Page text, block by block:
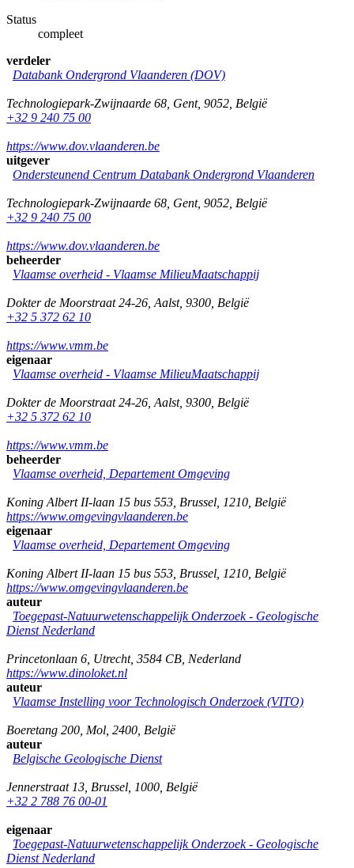
Status
compleet
verdeler
Databank Ondergrond Vlaanderen (DOV)
Technologiepark-Zwijnaarde 68 Gent, 9052 België
+32 9 240 75 00
https://www.dov.vlaanderen.be
uitgever
Ondersteunend Centrum Databank Ondergrond Vlaanderen
Technologiepark-Zwijnaarde 68 Gent, 9052 België
+32 9 240 75 00
https://www.dov.vlaanderen.be
beheerder
Vlaamse overheid - Vlaamse MilieuMaatschappij
Dokter de Moorstraat 24-26 Aalst, 9300 België
+32 5 372 62 10
https://www.vmm.be
eigenaar
Vlaamse overheid - Vlaamse MilieuMaatschappij
Dokter de Moorstraat 24-26 Aalst, 9300 België
+32 5 372 62 10
https://www.vmm.be
beheerder
Vlaamse overheid, Departement Omgeving
Koning Albert II-laan 15 bus 553 Brussel 1210 België
https://www.omgevingvlaanderen.be
eigenaar
Vlaamse overheid, Departement Omgeving
Koning Albert II-laan 15 bus 553 Brussel 1210 België
https://www.omgevingvlaanderen.be
auteur
Toegepast-Natuurwetenschappelijk Onderzoek - Geologische
Dienst Nederland
Princetonlaan 6 Utrecht, 3584 CB Nederland
https://www.dinoloket.nl
auteur
Vlaamse Instelling voor Technologisch Onderzoek (VITO)
Boeretang 200 Mol 2400 België
auteur
Belgische Geologische Dienst
Jennerstraat 13 Brussel 1000 België
+32 2 788 76 00-01
eigenaar
Toegepast-Natuurwetenschappelijk Onderzoek - Geologische
Dienst Nederland